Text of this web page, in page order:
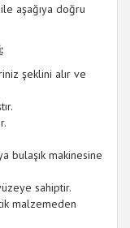
aşağıya doğru
şeklini alır ve
bulaşık makinesine
sahiptir.
malzemeden